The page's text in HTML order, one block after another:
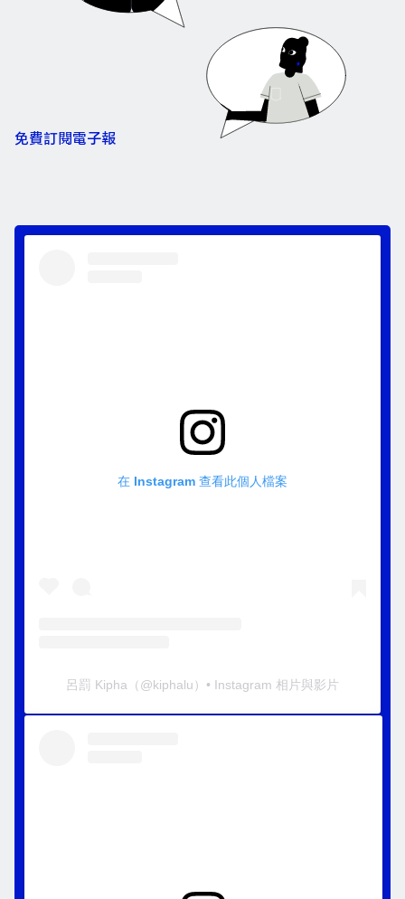
免費訂閱電子報
在 Instagram 查看此個人檔案
呂罰 Kipha （@kiphalu ）• Instagram 相片與影片